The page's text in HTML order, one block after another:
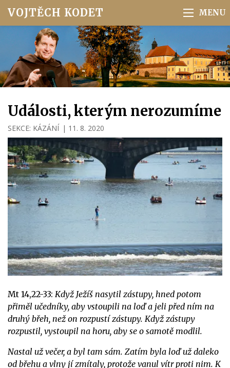
VOJTĚCH KODET
Události, kterým nerozumíme
SEKCE: KÁZÁNÍ | 11. 8. 2020
Mt 14,22-33: Když Ježíš nasytil zástupy, hned potom
přiměl učedníky, aby vstoupili na loď a jeli před ním na
druhý břeh, než on rozpustí zástupy. Když zástupy
rozpustil, vystoupil na horu, aby se o samotě modlil.
Nastal už večer, a byl tam sám. Zatím byla loď už daleko
od břehu a vlny jí zmítaly, protože vanul vítr proti nim. K